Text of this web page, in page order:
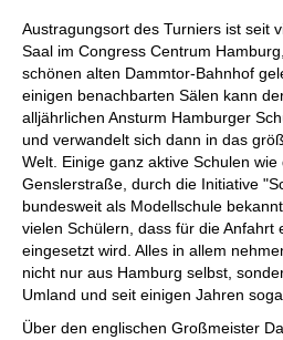
Austragungsort des Turniers ist seit
Saal im Congress Centrum
schönen alten Dammtor-Bahnhof
einigen benachbarten Sälen kann
alljährlichen Ansturm Hamburger
und verwandelt sich dann in das
Welt. Einige ganz aktive Schulen
Genslerstraße, durch die Initiative
bundesweit als Modellschule
vielen Schülern, dass für die Anfahrt
eingesetzt wird. Alles in allem
nicht nur aus Hamburg selbst,
Umland und seit einigen Jahren
Über den englischen Großmeister